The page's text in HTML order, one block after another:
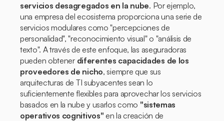
servicios desagregados en la nube. Por ejemplo,
una empresa del ecosistema proporciona una serie de
servicios modulares como "percepciones de
personalidad", "reconocimiento visual" o "análisis de
texto". A través de este enfoque, las aseguradoras
pueden obtener diferentes capacidades de los
proveedores de nicho, siempre que sus
arquitecturas de TI subyacentes sean lo
suficientemente flexibles para aprovechar los servicios
basados en la nube y usarlos como "sistemas
operativos cognitivos" en la creación de